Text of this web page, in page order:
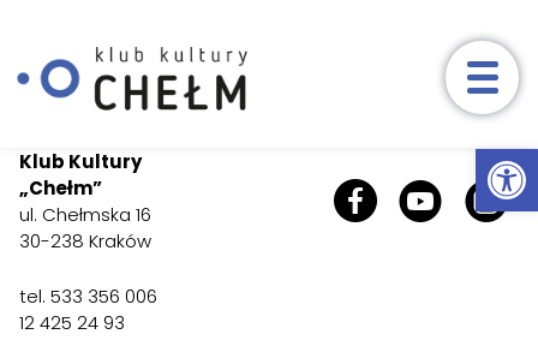
Przeskocz do treści
Aktualności
Zajęcia
Nasze zajęcia
Klub Kultury
„Chełm”
ul. Chełmska 16
30-238 Kraków
tel. 533 356 006
12 425 24 93